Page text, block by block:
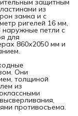
защитным
из
замка и с
ригелей 16 мм,
наружные петли с
для
860х2050 мм и
Они
толщиной
из
противосъема.